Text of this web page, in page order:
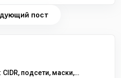
пост
CIDR, подсети, маски,